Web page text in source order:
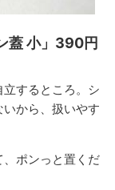
蓋 小」390円
するところ。シ
から、扱いやす
、ポンっと置くだ